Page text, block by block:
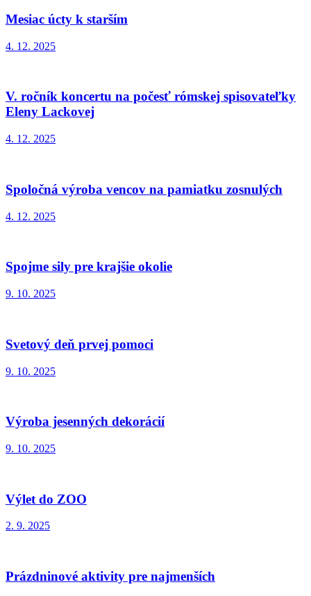
Mesiac úcty k starším
4. 12. 2025
V. ročník koncertu na počesť rómskej spisovateľky
Eleny Lackovej
4. 12. 2025
Spoločná výroba vencov na pamiatku zosnulých
4. 12. 2025
Spojme sily pre krajšie okolie
9. 10. 2025
Svetový deň prvej pomoci
9. 10. 2025
Výroba jesenných dekorácií
9. 10. 2025
Výlet do ZOO
2. 9. 2025
Prázdninové aktivity pre najmenších